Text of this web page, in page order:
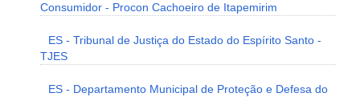
Consumidor - Procon Cachoeiro de Itapemirim
ES - Tribunal de Justiça do Estado do Espírito Santo -
TJES
ES - Departamento Municipal de Proteção e Defesa do